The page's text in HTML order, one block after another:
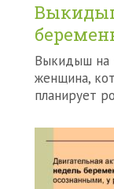
Выкидыш на
женщина,
планирует